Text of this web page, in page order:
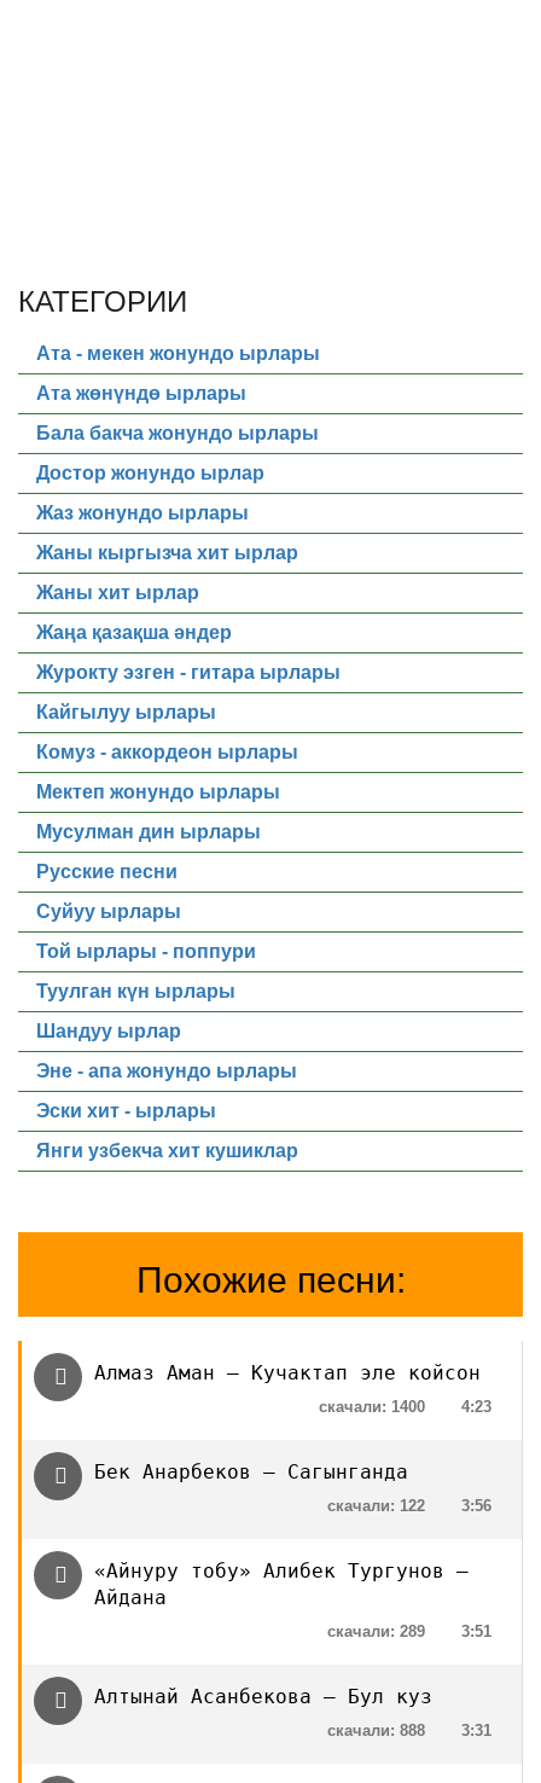
КАТЕГОРИИ
Ата - мекен жонундо ырлары
Ата жөнүндө ырлары
Бала бакча жонундо ырлары
Достор жонундо ырлар
Жаз жонундо ырлары
Жаны кыргызча хит ырлар
Жаны хит ырлар
Жаңа қазақша әндер
Журокту эзген - гитара ырлары
Кайгылуу ырлары
Комуз - аккордеон ырлары
Мектеп жонундо ырлары
Мусулман дин ырлары
Русские песни
Суйуу ырлары
Той ырлары - поппури
Туулган күн ырлары
Шандуу ырлар
Эне - апа жонундо ырлары
Эски хит - ырлары
Янги узбекча хит кушиклар
Похожие песни:
Алмаз Аман — Кучактап эле койсон
4:23
скачали: 1400
Бек Анарбеков — Сагынганда
3:56
скачали: 122
«Айнуру тобу» Алибек Тургунов —
Айдана
3:51
скачали: 289
Алтынай Асанбекова — Бул куз
3:31
скачали: 888